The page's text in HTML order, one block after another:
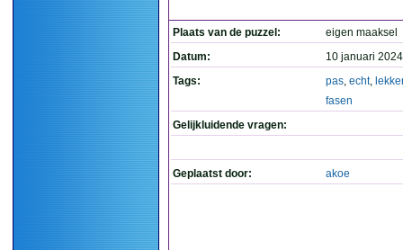
Plaats van de puzzel:
eigen maaksel
Datum:
10 januari
Tags:
pas, echt, lekker
fasen
Gelijkluidende vragen:
Geplaatst door: akoe